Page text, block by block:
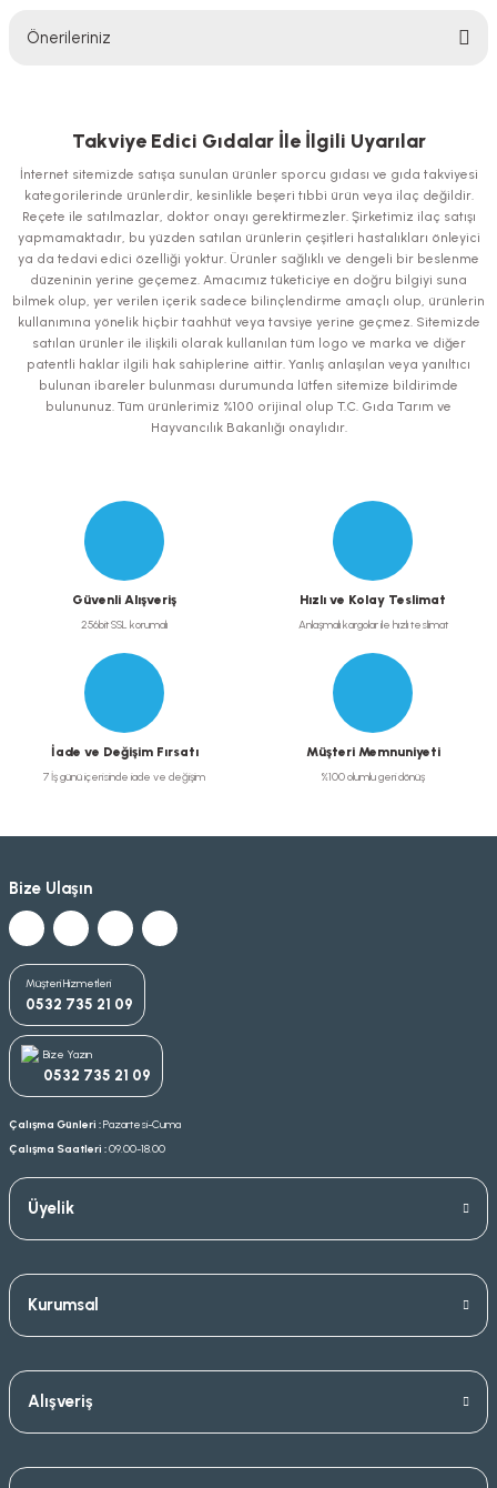
Önerileriniz
iletebilirsiniz.
Görüş ve önerileriniz için teşekkür ederiz.
Ürün resmi kalitesiz, bozuk veya görüntülenemiyor.
Ürün açıklamasında eksik bilgiler bulunuyor.
Ürün bilgilerinde hatalar bulunuyor.
Ürün fiyatı diğer sitelerden daha pahalı.
Bu ürüne benzer farklı alternatifler olmalı.
Takviye Edici Gıdalar İle İlgili Uyarılar
İnternet sitemizde satışa sunulan ürünler sporcu gıdası ve gıda takviyesi
kategorilerinde ürünlerdir, kesinlikle beşeri tıbbi ürün veya ilaç değildir.
Reçete ile satılmazlar, doktor onayı gerektirmezler. Şirketimiz ilaç satışı
yapmamaktadır, bu yüzden satılan ürünlerin çeşitleri hastalıkları önleyici
ya da tedavi edici özelliği yoktur. Ürünler sağlıklı ve dengeli bir beslenme
düzeninin yerine geçemez. Amacımız tüketiciye en doğru bilgiyi suna
bilmek olup, yer verilen içerik sadece bilinçlendirme amaçlı olup, ürünlerin
kullanımına yönelik hiçbir taahhüt veya tavsiye yerine geçmez. Sitemizde
satılan ürünler ile ilişkili olarak kullanılan tüm logo ve marka ve diğer
patentli haklar ilgili hak sahiplerine aittir. Yanlış anlaşılan veya yanıltıcı
bulunan ibareler bulunması durumunda lütfen sitemize bildirimde
bulununuz. Tüm ürünlerimiz %100 orijinal olup T.C. Gıda Tarım ve
Hayvancılık Bakanlığı onaylıdır.
Güvenli Alışveriş
256bit SSL korumalı
Hızlı ve Kolay Teslimat
Anlaşmalı kargolar ile hızlı teslimat
İade ve Değişim Fırsatı
7 İş günü içerisinde iade ve değişim
Müşteri Memnuniyeti
%100 olumlu geri dönüş
Bize Ulaşın
Müşteri Hizmetleri
0532 735 21 09
Bize Yazın
0532 735 21 09
Çalışma Günleri :Pazartesi-Cuma
Çalışma Saatleri :09.00-18.00
Üyelik
Kurumsal
Alışveriş